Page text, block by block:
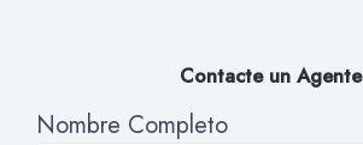
Contacte un Agente​​
Soluciones
Nombre Completo